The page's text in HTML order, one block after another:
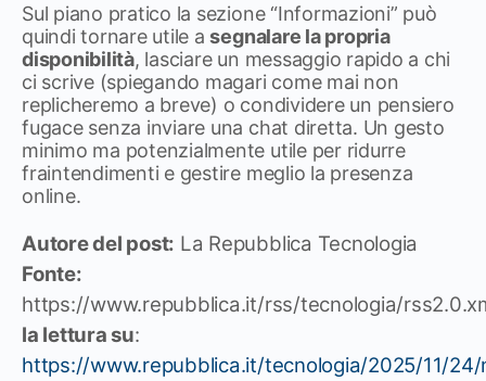
Sul piano pratico la sezione “Informazioni” può
quindi tornare utile asegnalare la propria
disponibilità, lasciare un messaggio rapido a chi
ci scrive (spiegando magari come mai non
replicheremo a breve) o condividere un pensiero
fugace senza inviare una chat diretta. Un gesto
minimo ma potenzialmente utile per ridurre
fraintendimenti e gestire meglio la presenza
online.
Autore del post: La Repubblica Tecnologia
Fonte:
https://www.repubblica.it/rss/tecnologia/
la lettura su:
https://www.repubblica.it/tecnologia/2025/11/24/